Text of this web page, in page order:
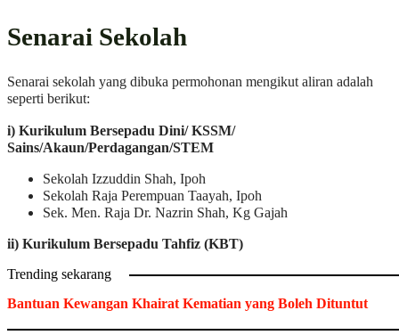
Senarai Sekolah
Senarai sekolah yang dibuka permohonan mengikut aliran adalah
seperti berikut:
i) Kurikulum Bersepadu Dini/ KSSM/
Sains/Akaun/Perdagangan/STEM
Sekolah Izzuddin Shah, Ipoh
Sekolah Raja Perempuan Taayah, Ipoh
Sek. Men. Raja Dr. Nazrin Shah, Kg Gajah
ii) Kurikulum Bersepadu Tahfiz (KBT)
Trending sekarang
Bantuan Kewangan Khairat Kematian yang Boleh Dituntut